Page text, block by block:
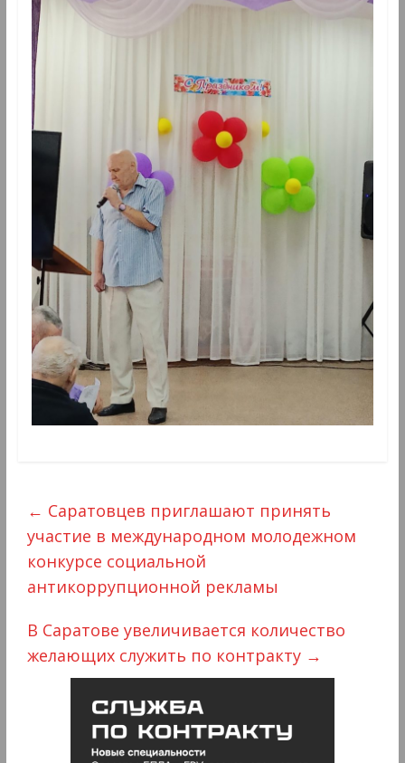
← Саратовцев приглашают принять
участие в международном молодежном
конкурсе социальной
антикоррупционной рекламы
В Саратове увеличивается количество
желающих служить по контракту →